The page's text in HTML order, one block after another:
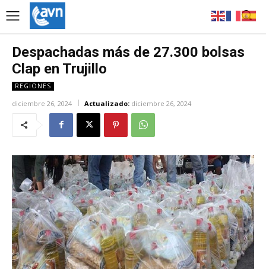
Despachadas más de 27.300 bolsas
Clap en Trujillo
REGIONES
diciembre 26, 2024 Actualizado: diciembre 26, 2024